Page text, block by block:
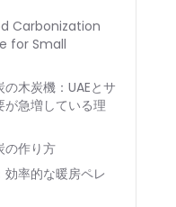
Carbonization
for Small
木炭機：UAEとサ
が急増している理
の作り方
率的な暖房ペレ